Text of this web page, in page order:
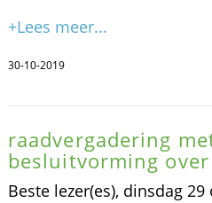
+Lees meer...
30-10-2019
raadvergadering
besluitvorming
Beste lezer(es), dinsdag